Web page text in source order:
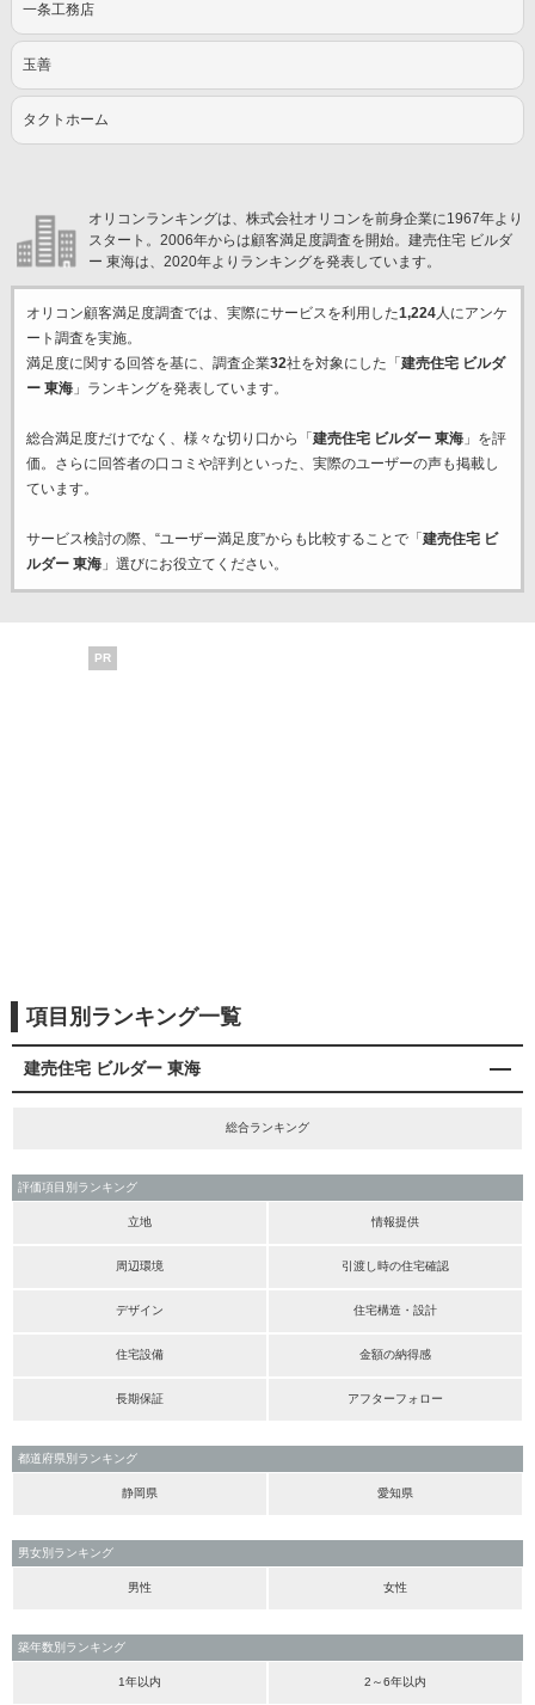
一条工務店
玉善
タクトホーム
オリコンランキングは、株式会社オリコンを前身企業に1967年より
スタート。2006年からは顧客満足度調査を開始。建売住宅 ビルダ
ー 東海は、2020年よりランキングを発表しています。
オリコン顧客満足度調査では、実際にサービスを利用した1,224人にアンケ
ート調査を実施。
満足度に関する回答を基に、調査企業32社を対象にした「 建売住宅 ビルダ
ー 東海」ランキングを発表しています。
総合満足度だけでなく、様々な切り口から「 建売住宅 ビルダー 東海」を評
価。さらに回答者の口コミや評判といった、実際のユーザーの声も掲載し
ています。
サービス検討の際、“ユーザー満足度”からも比較することで「 建売住宅 ビ
ルダー 東海」選びにお役立てください。
PR
項目別ランキング一覧
建売住宅 ビルダー 東海
総合ランキング
評価項目別ランキング
立地 情報提供
周辺環境 引渡し時の住宅確認
デザイン 住宅構造・設計
住宅設備 金額の納得感
長期保証 アフターフォロー
都道府県別ランキング
静岡県 愛知県
男女別ランキング
男性 女性
築年数別ランキング
1年以内 2～6年以内